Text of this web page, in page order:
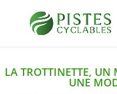
LA TROTTINETTE, UN
UNE